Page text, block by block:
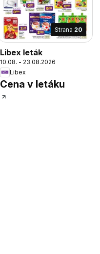
Strana 20
Libex leták
10.08. - 23.08.2026
Libex
Cena v letáku